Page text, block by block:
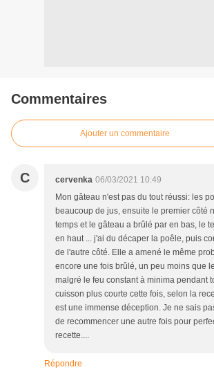
Commentaires
Ajouter un commentaire
C cervenka 06/03/2021 10:49
Mon gâteau n'est pas du tout réussi: les
beaucoup de jus, ensuite le premier côté
temps et le gâteau a brûlé par en bas, le
en haut ... j'ai du décaper la poêle, puis
de l'autre côté. Elle a amené le même
encore une fois brûlé, un peu moins que
malgré le feu constant à minima pendant
cuisson plus courte cette fois, selon la
est une immense déception. Je ne sais
de recommencer une autre fois pour
recette....
Répondre